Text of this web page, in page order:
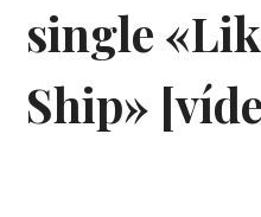
single
Ship»